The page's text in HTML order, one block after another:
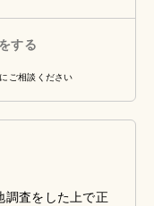
する
ご相談ください
調査をした上で正